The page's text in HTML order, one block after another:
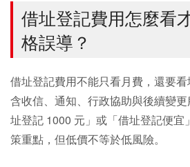
借址登記費用怎麼看
格誤導？
借址登記費用不能只看月費，還要
含收信、通知、行政協助與後續變
址登記 1000 元」或「借址登記便宜
策重點，但低價不等於低風險。